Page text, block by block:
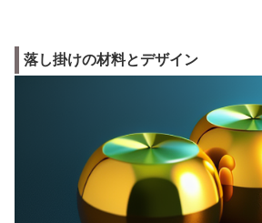
落し掛けの材料とデザイン